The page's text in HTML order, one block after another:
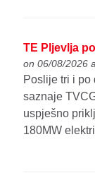
TE Pljevlja
on 06/08/2026
Poslije tri i po
saznaje
uspješno
180MW